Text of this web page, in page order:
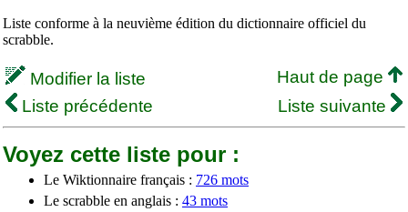
Liste conforme à la neuvième édition du dictionnaire officiel du
scrabble.
Modifier la liste
Haut de page
Liste précédente
Liste suivante
Voyez cette liste pour :
Le Wiktionnaire français : 726 mots
Le scrabble en anglais : 43 mots